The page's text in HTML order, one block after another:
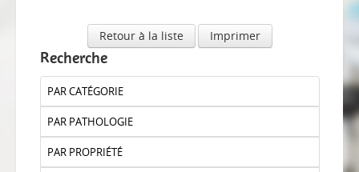
Retour à la liste Imprimer
Recherche
PAR CATÉGORIE
PAR PATHOLOGIE
PAR PROPRIÉTÉ